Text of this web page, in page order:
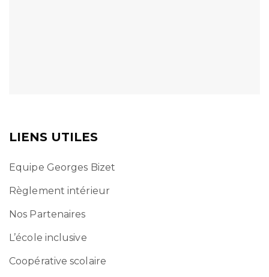
LIENS UTILES
Equipe Georges Bizet
Règlement intérieur
Nos Partenaires
L’école inclusive
Coopérative scolaire